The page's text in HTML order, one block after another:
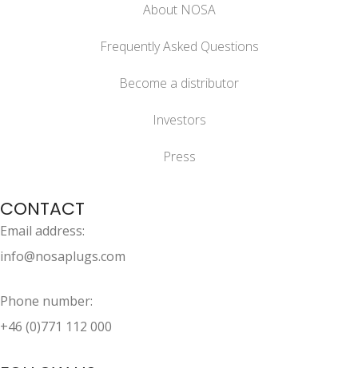
About NOSA
Frequently Asked Questions
Become a distributor
Investors
Press
CONTACT
Email address:
info@nosaplugs.com
Phone number:
+46 (0)771 112 000